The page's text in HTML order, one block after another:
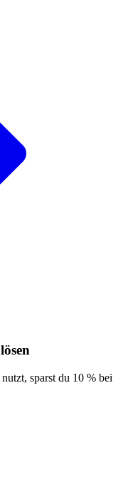
sparst du 10 % bei